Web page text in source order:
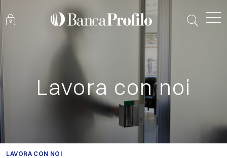
Lavora con noi
LAVORA CON NOI